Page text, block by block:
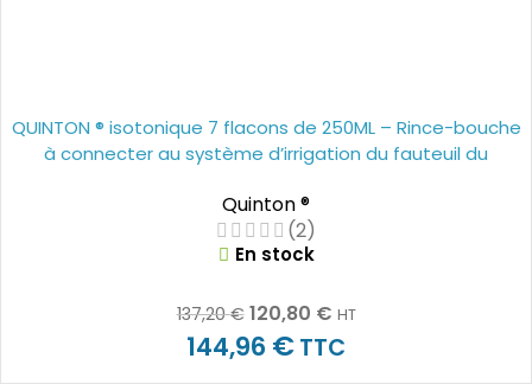
QUINTON ® isotonique 7 flacons de 250ML – Rince-bouche
à connecter au système d’irrigation du fauteuil du
Quinton ®
(2)
En stock
137,20€ 120,80 € HT
144,96 €TTC